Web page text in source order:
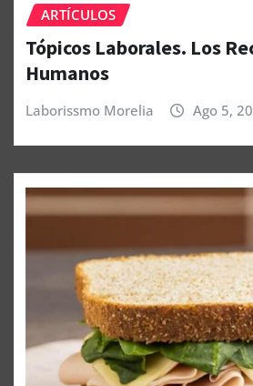
ARTÍCULOS
Tópicos Laborales. Los
Humanos
Laborissmo Morelia Ago 5,